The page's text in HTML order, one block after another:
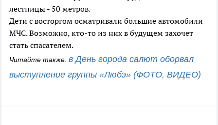
лестницы - 50 метров.
Дети с восторгом осматривали большие автомобили
МЧС. Возможно, кто-то из них в будущем захочет
стать спасателем.
Читайте также: в День города салют оборвал
выступление группы «Любэ» (ФОТО, ВИДЕО)